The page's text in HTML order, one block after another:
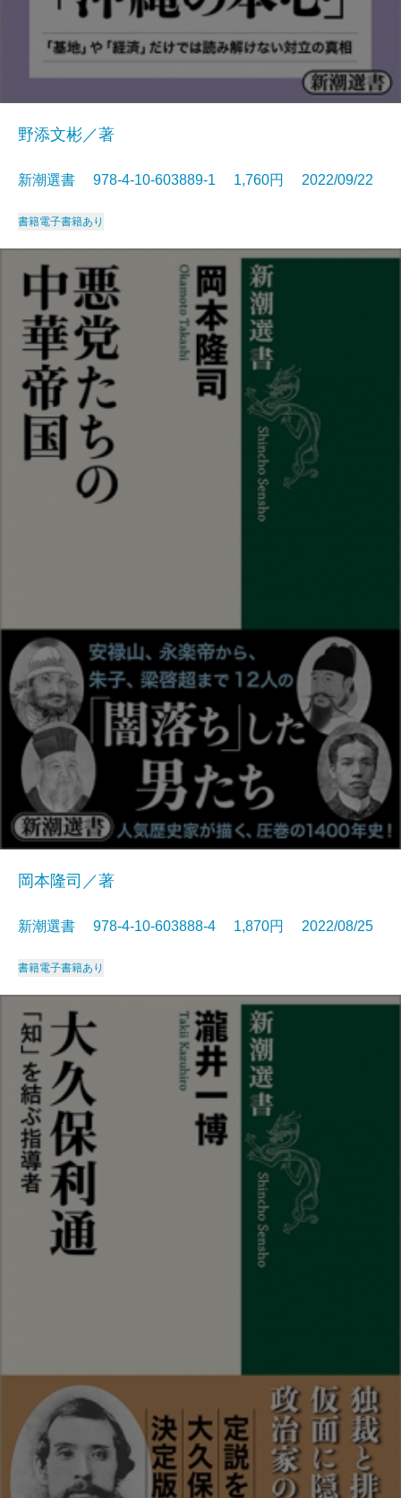
野添文彬／著
新潮選書 978-4-10-603889-1 1,760円 2022/09/22
書籍電子書籍あり
岡本隆司／著
新潮選書 978-4-10-603888-4 1,870円 2022/08/25
書籍電子書籍あり